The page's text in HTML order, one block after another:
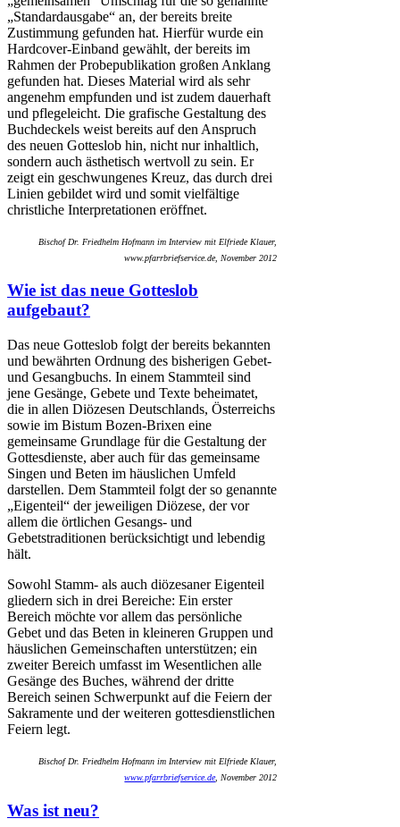
„Standardausgabe“ an, der bereits breite
Zustimmung gefunden hat. Hierfür wurde ein
Hardcover-Einband gewählt, der bereits im
Rahmen der Probepublikation großen Anklang
gefunden hat. Dieses Material wird als sehr
angenehm empfunden und ist zudem dauerhaft
und pflegeleicht. Die grafische Gestaltung des
Buchdeckels weist bereits auf den Anspruch
des neuen Gotteslob hin, nicht nur inhaltlich,
sondern auch ästhetisch wertvoll zu sein. Er
zeigt ein geschwungenes Kreuz, das durch drei
Linien gebildet wird und somit vielfältige
christliche Interpretationen eröffnet.
Bischof Dr. Friedhelm Hofmann im Interview mit Elfriede Klauer,
www.pfarrbriefservice.de, November 2012
Wie ist das neue Gotteslob
aufgebaut?
Das neue Gotteslob folgt der bereits bekannten
und bewährten Ordnung des bisherigen Gebet-
und Gesangbuchs. In einem Stammteil sind
jene Gesänge, Gebete und Texte beheimatet,
die in allen Diözesen Deutschlands, Österreichs
sowie im Bistum Bozen-Brixen eine
gemeinsame Grundlage für die Gestaltung der
Gottesdienste, aber auch für das gemeinsame
Singen und Beten im häuslichen Umfeld
darstellen. Dem Stammteil folgt der so genannte
„Eigenteil“ der jeweiligen Diözese, der vor
allem die örtlichen Gesangs- und
Gebetstraditionen berücksichtigt und lebendig
hält.
Sowohl Stamm- als auch diözesaner Eigenteil
gliedern sich in drei Bereiche: Ein erster
Bereich möchte vor allem das persönliche
Gebet und das Beten in kleineren Gruppen und
häuslichen Gemeinschaften unterstützen; ein
zweiter Bereich umfasst im Wesentlichen alle
Gesänge des Buches, während der dritte
Bereich seinen Schwerpunkt auf die Feiern der
Sakramente und der weiteren gottesdienstlichen
Feiern legt.
Bischof Dr. Friedhelm Hofmann im Interview mit Elfriede Klauer,
www.pfarrbriefservice.de, November 2012
Was ist neu?